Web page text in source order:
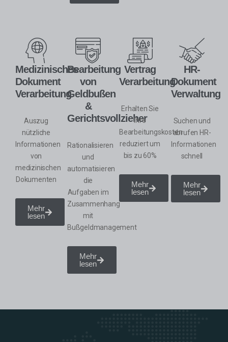
Medizinisches
Dokument
Verarbeitung
Auszug
nützliche
Informationen
von
medizinischen
Dokumenten
Mehr
lesen
Bearbeitung
von
Geldbußen
&
Gerichtsvollzieher
Rationalisieren
und
automatisieren
die
Aufgaben im
Zusammenhang
mit
Bußgeldmanagement
Mehr
lesen
Vertrag
Verarbeitung
Erhalten Sie
Ihre
Bearbeitungskosten
reduziert um
bis zu 60%
Mehr
lesen
HR-
Dokument
Verwaltung
Suchen und
abrufen HR-
Informationen
schnell
Mehr
lesen